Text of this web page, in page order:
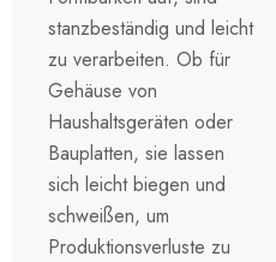
stanzbeständig und leicht
zu verarbeiten. Ob für
Gehäuse von
Haushaltsgeräten oder
Bauplatten, sie lassen
sich leicht biegen und
schweißen, um
Produktionsverluste zu